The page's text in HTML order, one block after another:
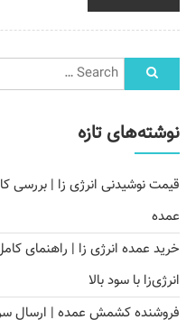
نوشته‌های تازه
قیمت نوشیدنی انرژی زا | بررسی
عمده
خرید عمده انرژی زا | راهنمای
انرژی‌زا با سود بالا
فروشنده کشمش عمده | ارسال